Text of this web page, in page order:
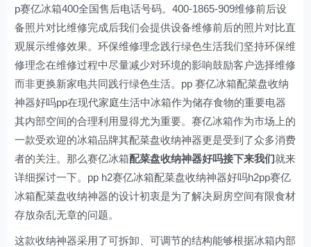
p赛亿冰箱400全国售后电话号码。400-1865-909维修前后设
备照片对比维修完成后我们会提供设备维修前后的照片对比直
观展示维修效果。环保维修理念践行绿色生活我们坚持环保维
修理念在维修过程中尽量减少对环境的影响鼓励客户选择维修
而非更换新家电共同践行绿色生活。pp 赛亿冰箱配菜盘收纳
神器好吗pp在现代家庭生活中冰箱作为储存食物的重要电器
其内部空间的合理利用显得尤为重要。赛亿冰箱作为市场上的
一款受欢迎的冰箱品牌其配菜盘收纳神器更是受到了众多消费
者的关注。那么赛亿冰箱配菜盘收纳神器好吗接下来我们就来
详细探讨一下。pp h2赛亿冰箱配菜盘收纳神器好吗h2pp赛亿
冰箱配菜盘收纳神器的设计初衷是为了解决厨房空间有限食材
存放杂乱无章的问题。
这款收纳神器采用了可拆卸、可调节的结构能够根据冰箱内部